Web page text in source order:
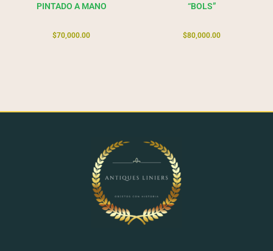
PINTADO A MANO
$70,000.00
“BOLS”
$80,000.00